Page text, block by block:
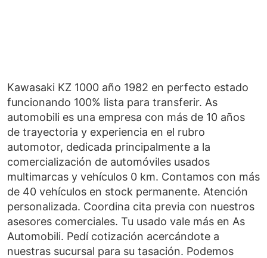
Kawasaki KZ 1000 año 1982 en perfecto estado
funcionando 100% lista para transferir. As
automobili es una empresa con más de 10 años
de trayectoria y experiencia en el rubro
automotor, dedicada principalmente a la
comercialización de automóviles usados
multimarcas y vehículos 0 km. Contamos con más
de 40 vehículos en stock permanente. Atención
personalizada. Coordina cita previa con nuestros
asesores comerciales. Tu usado vale más en As
Automobili. Pedí cotización acercándote a
nuestras sucursal para su tasación. Podemos